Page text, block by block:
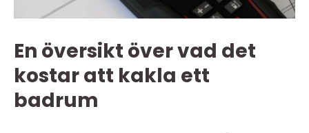
En översikt över vad det
kostar att kakla ett
badrum